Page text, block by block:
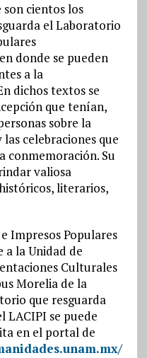
cientos los
el Laboratorio
donde se pueden
a la
dichos textos se
que tenían,
sobre la
celebraciones que
conmemoración. Su
valiosa
literarios,
Impresos Populares
la Unidad de
Culturales
Morelia de la
que resguarda
LACIPI se puede
en el portal de